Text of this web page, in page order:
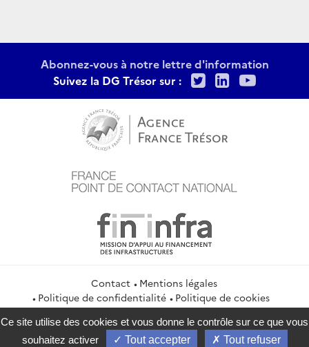
Abonnez-vous à notre lettre d'information
Suivez la DG Trésor sur :
TwitterLinkedIn
Contact
Mentions légales
Politique de confidentialité
Politique de cookies
Gestion des cookies
Flux RSS
service-public.gouv.fr
legifrance.gouv.fr
info.gouv.fr
Ce site utilise des cookies et vous donne le contrôle sur ce que vous
souhaitez activer
Tout accepter Tout refuser